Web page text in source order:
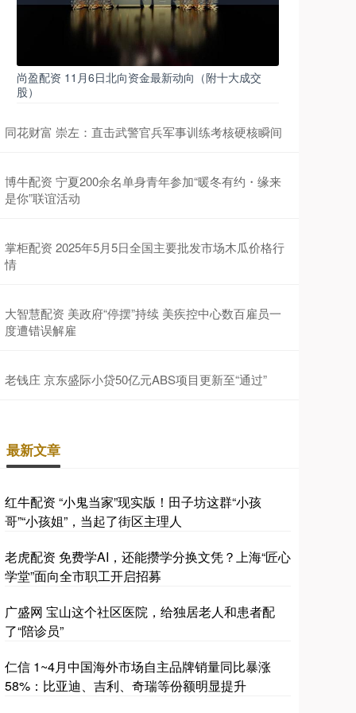
尚盈配资 11月6日北向资金最新动向（附十大成交
股）
同花财富 崇左：直击武警官兵军事训练考核硬核瞬间
博牛配资 宁夏200余名单身青年参加“暖冬有约・缘来
是你”联谊活动
掌柜配资 2025年5月5日全国主要批发市场木瓜价格行
情
大智慧配资 美政府“停摆”持续 美疾控中心数百雇员一
度遭错误解雇
老钱庄 京东盛际小贷50亿元ABS项目更新至“通过”
最新文章
红牛配资 “小鬼当家”现实版！田子坊这群“小孩
哥”“小孩姐”，当起了街区主理人
老虎配资 免费学AI，还能攒学分换文凭？上海“匠心
学堂”面向全市职工开启招募
广盛网 宝山这个社区医院，给独居老人和患者配
了“陪诊员”
仁信 1~4月中国海外市场自主品牌销量同比暴涨
58%：比亚迪、吉利、奇瑞等份额明显提升